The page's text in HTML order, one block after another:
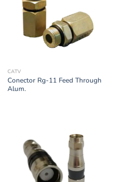
CATV
Conector Rg-11 Feed Through
Alum.